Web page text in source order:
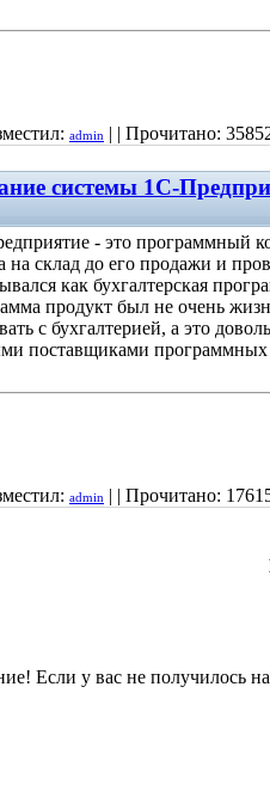
admin | | Прочитано:
системы 1C-
- это программный
на склад до его продажи и
как бухгалтерская
продукт был не очень
с бухгалтерией, а это
поставщиками программных
admin | | Прочитано:
Если у вас не получилось